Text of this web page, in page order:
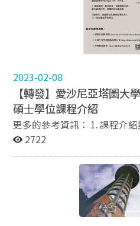
良好的英文聽說讀寫能力，熟
心、積極主動、勇於接受挑戰。 二、薪資待遇：1.
元/小時（提供勞、健保） 2. 提供筆電 三
2024年6月24日至2025年1月10日止 四、申請方
Google 表單（https://
術界正在爭辯「東升西降」
變項，討論中國的發展歷程
展與思想自由程度息息相關
為中國科技發展最鼎盛的時期
統一的政權，因此思想也相
生教授也發現，中國的科技與
衰敗，並在元、明、清時期衰
施導致中國的思想逐漸同質化
由。因此，若以歷史為借鏡，
術，政府期望透過穩定來追
由彼此之間可能存有高度落
技發展可能受到限制。 本次
學者出席，包括：本系系主
及淡江大學國際事務與戰略
大學國家發展研究所及歐盟
2023-02-08
【轉發】愛沙尼亞塔圖⼤
碩⼠學位課程介紹
更多的參考資訊： 1. 課程介紹與申請
https://ut.ee/en/curriculum/
https://lnkd.in/eri2XRRX 3.
https://lnkd.in/eG2S3n8i
2722